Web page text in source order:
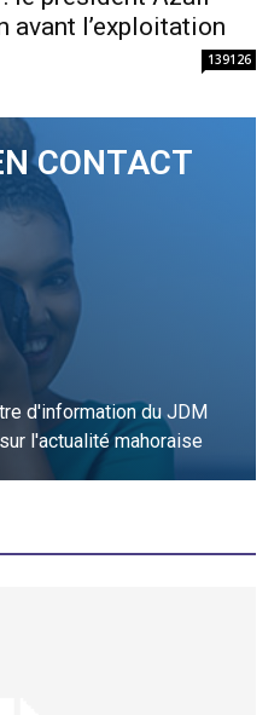
l’exploitation
139126
CONTACT
d'information du JDM
l'actualité mahoraise